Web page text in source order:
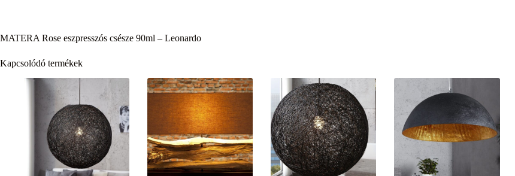
MATERA Rose eszpresszós csésze 90ml – Leonardo
Kapcsolódó termékek